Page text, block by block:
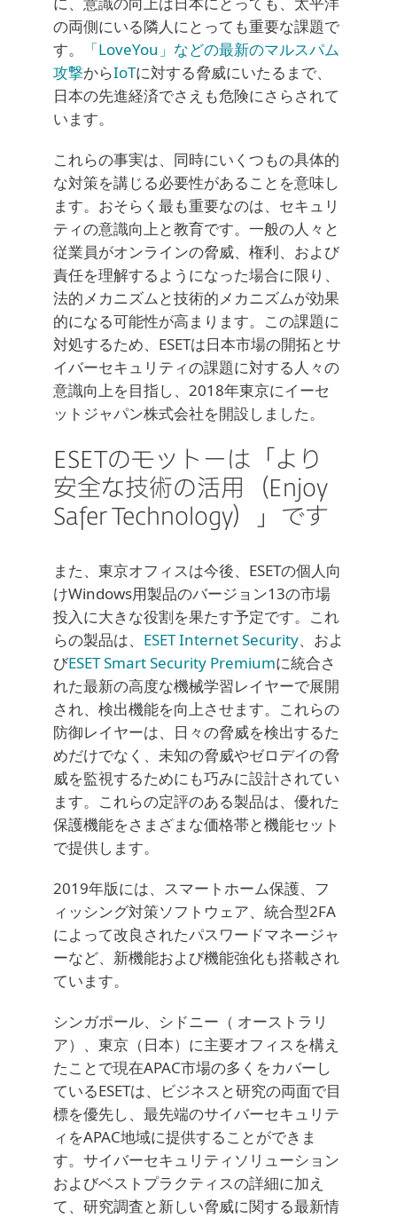
の両側にいる隣人にとっても重要な課題で
す。
「LoveYou」などの最新のマルスパム
攻撃からIoTに対する脅威にいたるまで、
日本の先進経済でさえも危険にさらされて
います。
これらの事実は、同時にいくつもの具体的
な対策を講じる必要性があることを意味し
ます。おそらく最も重要なのは、セキュリ
ティの意識向上と教育です。一般の人々と
従業員がオンラインの脅威、権利、および
責任を理解するようになった場合に限り、
法的メカニズムと技術的メカニズムが効果
的になる可能性が高まります。この課題に
対処するため、ESETは日本市場の開拓とサ
イバーセキュリティの課題に対する人々の
意識向上を目指し、2018年東京にイーセ
ットジャパン株式会社を開設しました。
ESETのモットーは「より
安全な技術の活用（Enjoy
Safer Technology）」です
また、東京オフィスは今後、ESETの個人向
けWindows用製品のバージョン13の市場
投入に大きな役割を果たす予定です。これ
らの製品は、 ESET Internet Security、およ
びESET Smart Security Premiumに統合さ
れた最新の高度な機械学習レイヤーで展開
され、検出機能を向上させます。これらの
防御レイヤーは、日々の脅威を検出するた
めだけでなく、未知の脅威やゼロデイの脅
威を監視するためにも巧みに設計されてい
ます。これらの定評のある製品は、優れた
保護機能をさまざまな価格帯と機能セット
で提供します。
2019年版には、スマートホーム保護、フ
ィッシング対策ソフトウェア、統合型2FA
によって改良されたパスワードマネージャ
ーなど、新機能および機能強化も搭載され
ています。
シンガポール、シドニー（ オーストラリ
ア）、東京（日本）に主要オフィスを構え
たことで現在APAC市場の多くをカバーし
ているESETは、ビジネスと研究の両面で目
標を優先し、最先端のサイバーセキュリテ
ィをAPAC地域に提供することができま
す。サイバーセキュリティソリューション
およびベストプラクティスの詳細に加え
て、研究調査と新しい脅威に関する最新情